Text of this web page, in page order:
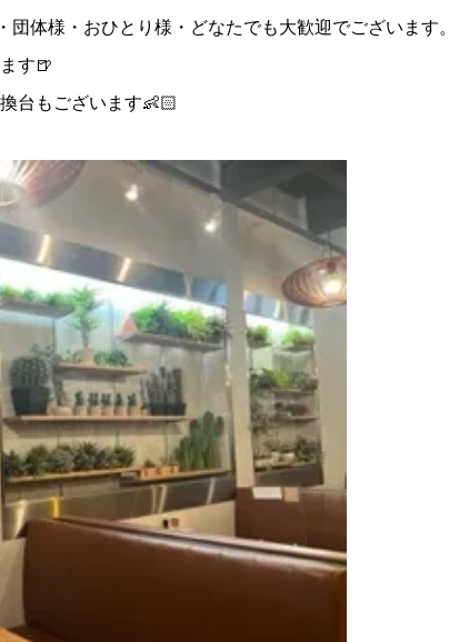
体様・おひとり様・どなたでも大歓迎でございます。
す🍺
台もございます👶🏻